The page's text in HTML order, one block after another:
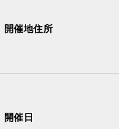
開催地住所
開催日